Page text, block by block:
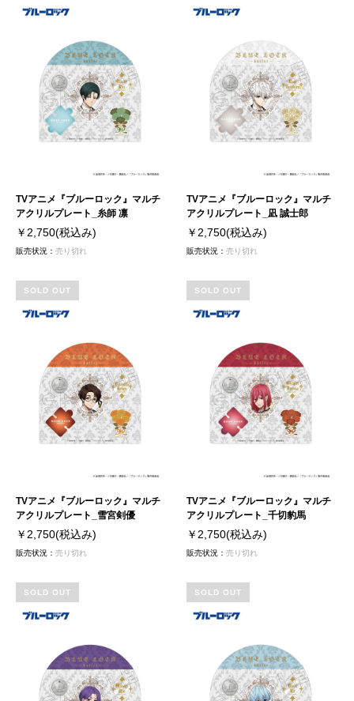
TVアニメ『ブルーロック』マルチ
アクリルプレート_糸師 凛
￥2,750(税込み)
販売状況： 売り切れ
TVアニメ『ブルーロック』マルチ
アクリルプレート_凪 誠士郎
￥2,750(税込み)
販売状況：売り切れ
SOLD OUT
TVアニメ『ブルーロック』マルチ
アクリルプレート_雪宮剣優
￥2,750(税込み)
販売状況： 売り切れ
SOLD OUT
TVアニメ『ブルーロック』マルチ
アクリルプレート_千切豹馬
￥2,750(税込み)
販売状況：売り切れ
SOLD OUT SOLD OUT